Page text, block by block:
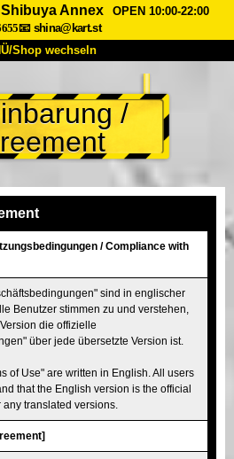
Annex
OPEN 10:00-22:00
📧 shina@kart.st
Shop wechseln
Preise
Bewertungen FAQ
wechseln
Tokio Bucht
/
/ Compliance with
sind in englischer
Benutzer stimmen zu und verstehen,
die offizielle
über jede übersetzte Version ist.
of Use" are written in English. All users
that the English version is the official
translated versions.